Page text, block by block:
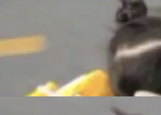
。六月，Google
去了 Op...
transpose_cuda
Converter (vf_frc
元数据支持和直
硬件加速器 AP
Flash did 8T
free usage + 3T
次浏览，连带着 #
# 上了微博热搜——
消耗。 OpenCode
，这是 NetBSD 操
。 自 NetBSD 10.1